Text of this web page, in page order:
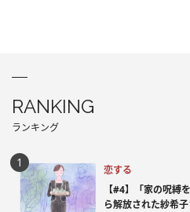
RANKING
ランキング
恋する
【#4】「家の呪縛
ら解放された紗希